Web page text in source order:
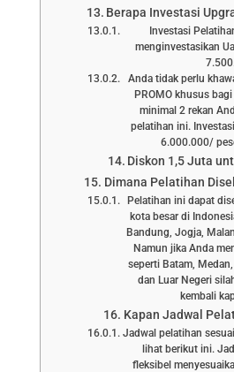
Berapa Investasi
Investasi
menginvestasikan
Anda tidak perlu
PROMO khusus
minimal 2 rekan
pelatihan ini.
6.000.000/
Diskon 1,5 Juta
Dimana Pelatihan
Pelatihan ini dapat
kota besar di
Bandung, Jogja,
Namun jika Anda
seperti Batam,
dan Luar Negeri
kembali
Kapan Jadwal
Jadwal pelatihan
lihat berikut ini.
fleksibel